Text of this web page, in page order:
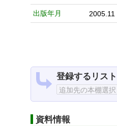
出版年月 2005.11
登録するリスト
資料情報